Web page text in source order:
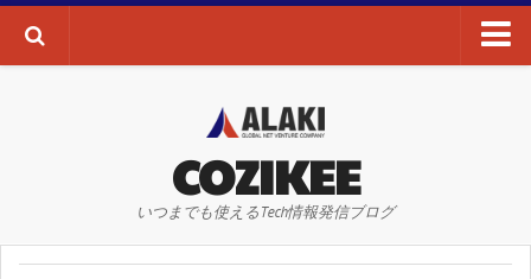
AI・ディープラーニング
WEBサイト
COZIKEE
いつまでも使えるTech情報発信ブログ